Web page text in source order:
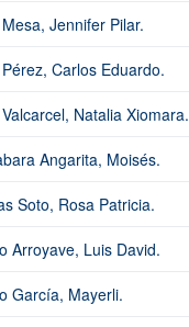
Jennifer Pilar.
Carlos Eduardo.
Natalia Xiomara.
Angarita, Moisés.
Soto, Rosa Patricia.
Arroyave, Luis David.
García, Mayerli.